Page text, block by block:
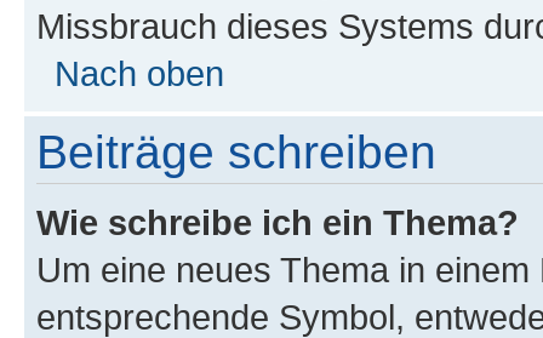
Missbrauch dieses Systems
Nach oben
Beiträge schreiben
Wie schreibe ich ein Thema?
Um eine neues Thema in
entsprechende Symbol,